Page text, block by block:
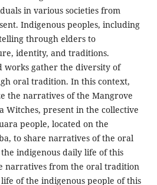
in various societies from
Indigenous peoples, including
through elders to
identity, and traditions.
works gather the diversity of
oral tradition. In this context,
the narratives of the Mangrove
Witches, present in the collective
people, located on the
to share narratives of the oral
indigenous daily life of this
narratives from the oral tradition
of the indigenous people of this